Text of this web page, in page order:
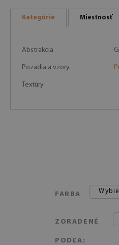
Kategórie Miestnosť
Abstrakcia
Pozadia a vzory
Textúry
FARBA
ZORADENÉ
PODĽA: